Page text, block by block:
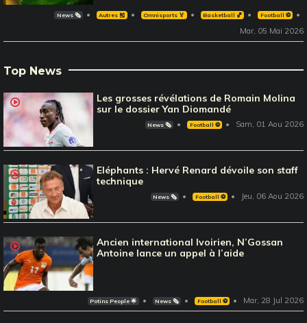
News 🗞️ Autres 🎽 Omnisports 🏅 Basketball 🏀 Football ⚽️
Mar, 05 Mai 2026
Top News
Les grosses révélations de Romain Molina
sur le dossier Yan Diomandé
News 🗞️ Football ⚽️ Sam, 01 Aou 2026
Eléphants : Hervé Renard dévoile son staff
technique
News 🗞️ Football ⚽️ Jeu, 06 Aou 2026
Ancien international Ivoirien, N’Gossan
Antoine lance un appel à l’aide
Potins People 🌟 News 🗞️ Football ⚽️ Mar, 28 Jul 2026